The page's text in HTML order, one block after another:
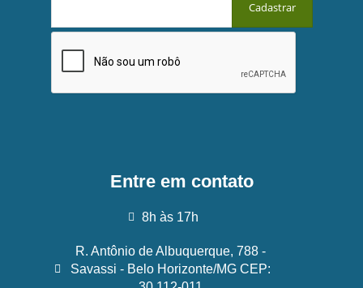
Entre em contato
8h às 17h
R. Antônio de Albuquerque, 788 -
Savassi - Belo Horizonte/MG CEP: